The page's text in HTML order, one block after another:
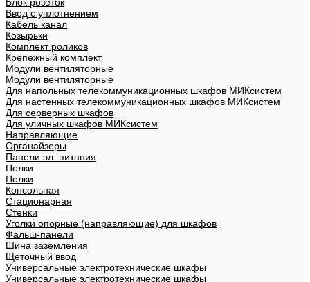
Ввод с уплотнением
Кабель канал
Козырьки
Комплект роликов
Крепежный комплект
Модули вентиляторные
Модули вентиляторные
Для напольных телекоммуникационных шкафов МИКсистем
Для настенных телекоммуникационных шкафов МИКсистем
Для серверных шкафов
Для уличных шкафов МИКсистем
Направляющие
Органайзеры
Панели эл. питания
Полки
Полки
Консольная
Стационарная
Стенки
Уголки опорные (направляющие) для шкафов
Фальш-панели
Шина заземления
Щеточный ввод
Универсальные электротехнические шкафы
Универсальные электротехнические шкафы